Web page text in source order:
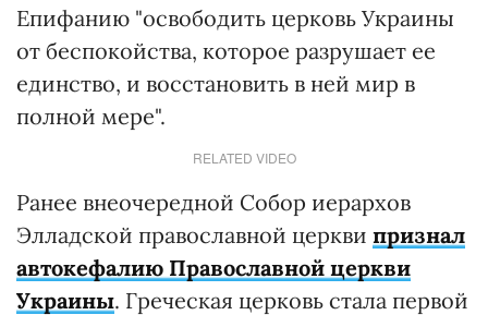
Епифанию "освободить церковь Украины
от беспокойства, которое разрушает ее
единство, и восстановить в ней мир в
полной мере".
RELATED VIDEO
Ранее внеочередной Собор иерархов
Элладской православной церкви признал
автокефалию Православной церкви
Украины. Греческая церковь стала первой